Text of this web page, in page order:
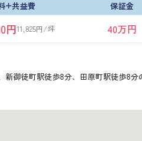
+共益費 保証金
円11,825円/坪 40万円
御徒町駅徒歩8分、田原町駅徒歩8分